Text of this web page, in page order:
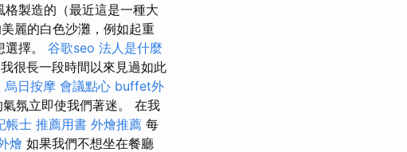
製造的（最近這是一種大
麗的白色沙灘，例如起重
擇。 谷歌seo 法人是什麼
我很長一段時間以來見過如此
烏日按摩 會議點心 buffet外
氛立即使我們著迷。 在我
帳士 推薦用書 外燴推薦 每
燴 如果我們不想坐在餐廳